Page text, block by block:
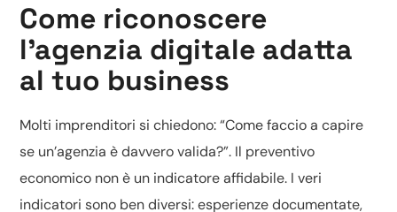
Come riconoscere
l’agenzia digitale adatta
al tuo business
Molti imprenditori si chiedono: “Come faccio a capire
se un’agenzia è davvero valida?”. Il preventivo
economico non è un indicatore affidabile. I veri
indicatori sono ben diversi: esperienze documentate,